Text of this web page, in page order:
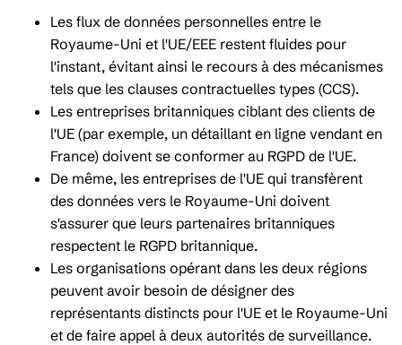
Les flux de données personnelles entre le
Royaume-Uni et l'UE/EEE restent fluides pour
l'instant, évitant ainsi le recours à des mécanismes
tels que les clauses contractuelles types (CCS).
Les entreprises britanniques ciblant des clients de
l'UE (par exemple, un détaillant en ligne vendant en
France) doivent se conformer au RGPD de l'UE.
De même, les entreprises de l'UE qui transfèrent
des données vers le Royaume-Uni doivent
s'assurer que leurs partenaires britanniques
respectent le RGPD britannique.
Les organisations opérant dans les deux régions
peuvent avoir besoin de désigner des
représentants distincts pour l'UE et le Royaume-Uni
et de faire appel à deux autorités de surveillance.